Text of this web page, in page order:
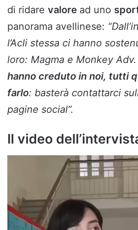
di ridare valore ad uno
panorama avellinese:
l’Acli stessa ci hanno
loro: Magma e Monkey Adv.
hanno creduto in noi, tutti
farlo: basterà contattarci
pagine social”.
Il video